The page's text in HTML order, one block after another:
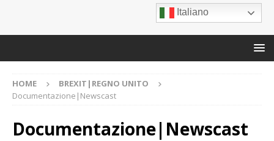
Italiano
HOME
BREXIT|REGNO UNITO
Documentazione|Newscast
Documentazione|Newscast